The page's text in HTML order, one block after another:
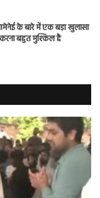
के बारे में एक बड़ा खुलासा
करना बहुत मुश्किल है